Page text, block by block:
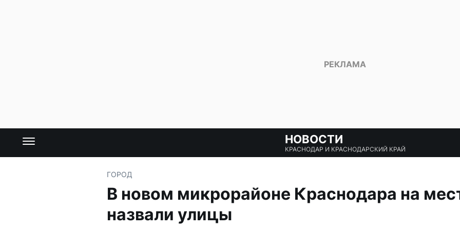
НОВОСТИ
КРАСНОДАР И КРАСНОДАРСКИЙ КРАЙ
ГОРОД
В новом микрорайоне Краснодара на
назвали улицы